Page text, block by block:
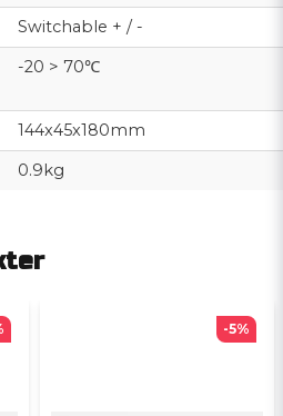
Switchable + / -
-20 > 70℃
144x45x180mm
0.9kg
-5%